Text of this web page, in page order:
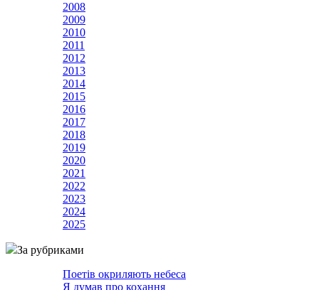
2008
2009
2010
2011
2012
2013
2014
2015
2016
2017
2018
2019
2020
2021
2022
2023
2024
2025
За рубриками
Поетів окриляють небеса
Я думав про кохання